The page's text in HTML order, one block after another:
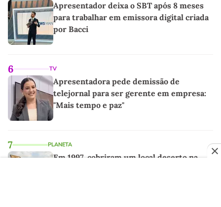
Apresentador deixa o SBT após 8 meses
para trabalhar em emissora digital criada
por Bacci
6 TV
Apresentadora pede demissão de
telejornal para ser gerente em empresa:
"Mais tempo e paz"
7 PLANETA
Em 1997, cobriram um local deserto na